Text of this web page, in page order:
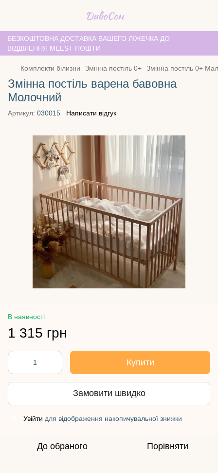
БЕЗКОШТОВНА ДОСТАВКА ВАШЕГО ЛІЖЕЧКА ДО
ВІДДІЛЕННЯ MEEST ПОШТИ
Комплекти білизни Змінна постіль 0+ Змінна постіль 0+
Змінна постіль варена бавовна
Молочний
Артикул: 030015 Написати відгук
В наявності
1 315 грн
Купити
Замовити швидко
Увійти для відображення накопичувальної знижки
До обраного Порівняти